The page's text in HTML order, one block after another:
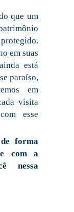
que um
em suas
está
paraíso,
em
visita
esse
forma
com a
nessa